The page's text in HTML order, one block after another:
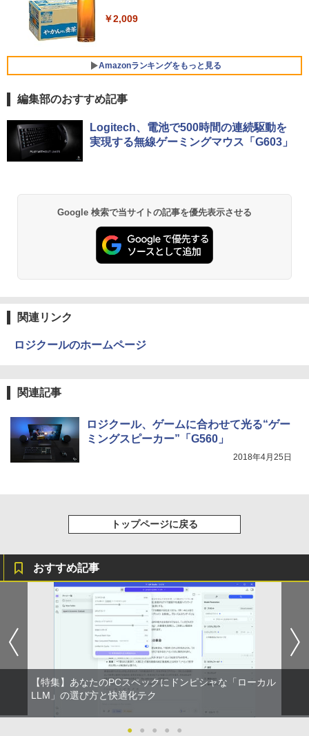
FEBOOK U748 14インチ 高性能第7世代
Core i5-7300U カメラ内蔵 メモリ最大16
etooth最新MicrosoftOffice2024可 Win
dows11 中古ノートパソコン
￥16,500
5
【1500円OFFクーポン】【DVDドライブ
付き Windows11 東芝 dynabook B65
ノートパソコン 中古 PC パソコン 中古ノ
ートPC 最大SSD1TB 最大メモリ16GB
￥21,800
20×1280/60Hz/50ms)(シルバー) JN-MD-
IPS105FHDPR
5
【返品OK!条件付】マクスゼン PCモニタ
1 Adaptive-Sync対応 FullHD 液晶ディ
スプレイ 27インチ パソコンモニター ノ
ングレア フリッカーフリー 144Hz【KK9
Xiaomi シャオミ REDMI Buds 8 Lite ワイヤ
￥3,480
￥2,009
Amazonランキングをもっと見る
薬屋のひとりごと 17巻 (デジタル版ビッグガ
ンガンコミックス)
異世界居酒屋「のぶ」(22) (角川コミックス・
￥832
￥572
編集部のおすすめ記事
Logitech、電池で500時間の連続駆動を
実現する無線ゲーミングマウス「G603」
Google 検索で当サイトの記事を優先表示させる
関連リンク
ロジクールのホームページ
関連記事
ロジクール、ゲームに合わせて光る“ゲー
ミングスピーカー”「G560」
2018年4月25日
トップページに戻る
おすすめ記事
【特集】あなたのPCスペックにドンピシャな「ローカル
LLM」の選び方と快適化テク
● ● ● ● ●